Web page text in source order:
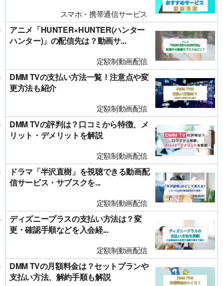
スマホ・携帯通信サービス
アニメ「HUNTER×HUNTER(ハンター
ハンター)」の配信先は？動画サ...
定額制動画配信
DMM TVの支払い方法一覧！注意点や変
更方法も紹介
定額制動画配信
DMM TVの評判は？口コミから特徴、メ
リット・デメリットを解説
定額制動画配信
ドラマ「半沢直樹」を視聴できる動画配
信サービス・サブスクを...
定額制動画配信
ディズニープラスの支払い方法は？変
更・確認手順などを入会経...
定額制動画配信
DMM TVの月額料金は？セットプランや
支払い方法、解約手順も解説